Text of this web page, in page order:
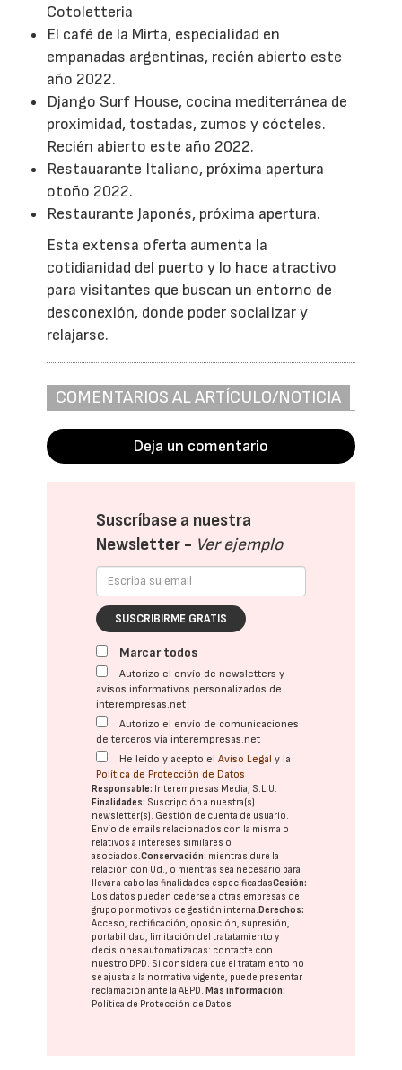
Cotoletteria
El café de la Mirta, especialidad en
empanadas argentinas, recién abierto este
año 2022.
Django Surf House, cocina mediterránea de
proximidad, tostadas, zumos y cócteles.
Recién abierto este año 2022.
Restauarante Italiano, próxima apertura
otoño 2022.
Restaurante Japonés, próxima apertura.
Esta extensa oferta aumenta la
cotidianidad del puerto y lo hace atractivo
para visitantes que buscan un entorno de
desconexión, donde poder socializar y
relajarse.
COMENTARIOS AL ARTÍCULO/NOTICIA
Deja un comentario
Suscríbase a nuestra
Newsletter - Ver ejemplo
SUSCRIBIRME GRATIS
Marcar todos
Autorizo el envío de newsletters y
avisos informativos personalizados de
interempresas.net
Autorizo el envío de comunicaciones
de terceros vía interempresas.net
He leído y acepto elAviso Legal y la
Política de Protección de Datos
Responsable: Interempresas Media, S.L.U.
Finalidades: Suscripción a nuestra(s)
newsletter(s). Gestión de cuenta de usuario.
Envío de emails relacionados con la misma o
relativos a intereses similares o
asociados.Conservación: mientras dure la
relación con Ud., o mientras sea necesario para
llevar a cabo las finalidades especificadasCesión:
Los datos pueden cederse a otras empresas del
grupo por motivos de gestión interna.Derechos:
Acceso, rectificación, oposición, supresión,
portabilidad, limitación del tratatamiento y
decisiones automatizadas: contacte con
nuestro DPD . Si considera que el tratamiento no
se ajusta a la normativa vigente, puede presentar
reclamación ante laAEPD .Más información:
Política de Protección de Datos